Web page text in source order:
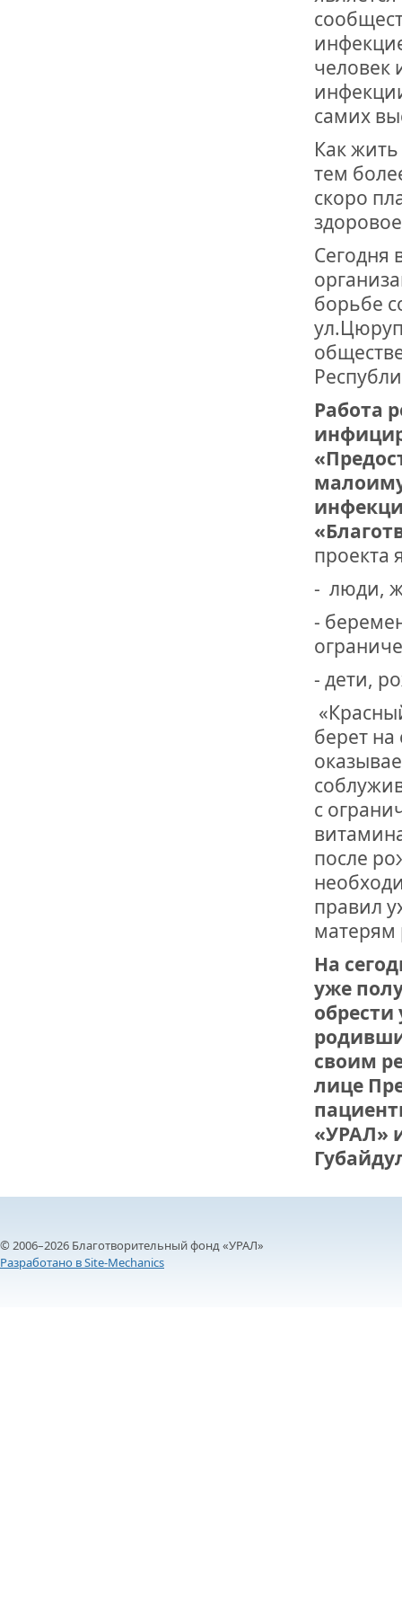
РОССИИ
человек
самих
Как
тем
скоро
Сегодня
борьбе
Работа
проекта
- люди,
-
- дети,
берет
с
после
правил
матерям
На
уже
обрести
своим
лице
«УРАЛ»
© 2006–2026 Благотворительный фонд «УРАЛ»
Разработано в Site-Mechanics